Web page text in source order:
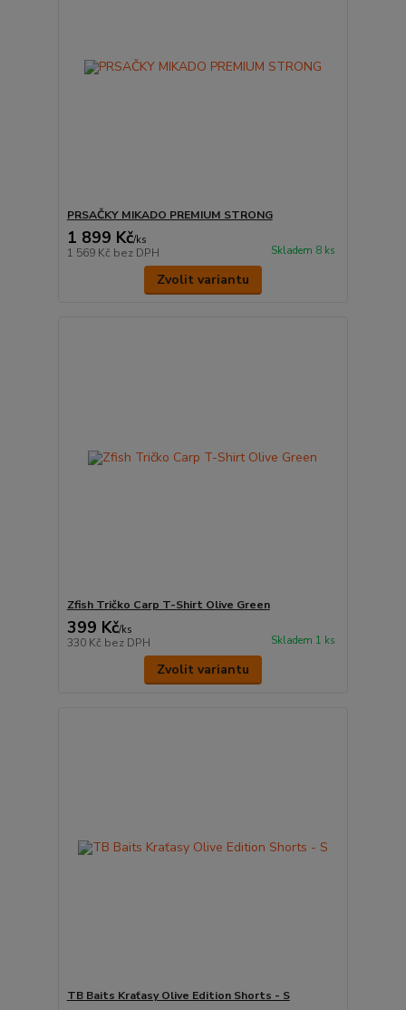
PRSAČKY MIKADO PREMIUM STRONG
1 899 Kč/ks
1 569 Kč bez DPH Skladem 8 ks
Zvolit variantu
Zfish Tričko Carp T-Shirt Olive Green
399 Kč/ks
330 Kč bez DPH Skladem 1 ks
Zvolit variantu
TB Baits Kraťasy Olive Edition Shorts - S